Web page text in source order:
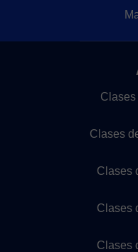
Clases
Clases
Clases
Clases